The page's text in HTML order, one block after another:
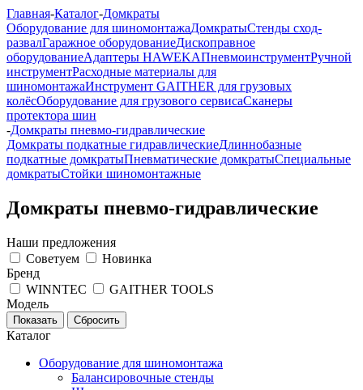
Главная-Каталог-Домкраты
Оборудование для шиномонтажаДомкратыСтенды сход-
развалГаражное оборудованиеДископравное
оборудованиеАдаптеры HAWEKAПневмоинструментРучной
инструментРасходные материалы для
шиномонтажаИнструмент GAITHER для грузовых
колёсОборудование для грузового сервисаСканеры
протектора шин
-Домкраты пневмо-гидравлические
Домкраты подкатные гидравлическиеДлиннобазные
подкатные домкратыПневматические домкратыСпециальные
домкратыСтойки шиномонтажные
Домкраты пневмо-гидравлические
Наши предложения
Советуем
Новинка
Бренд
WINNTEC
GAITHER TOOLS
Модель
Каталог
Оборудование для шиномонтажа
Балансировочные стенды